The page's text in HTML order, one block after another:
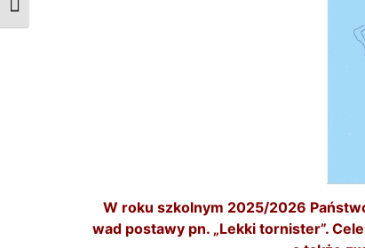
Zmień rozmiar czcionek
W roku szkolnym 2025/2026
wad postawy pn. „Lekki tornister”.